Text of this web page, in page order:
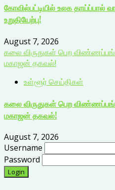
கோவில்பட்டியில் உலக தாய்ப்பால்
உறுதியேற்பு!
August 7, 2026
கலை விருதுகள் பெற
மகாஜன் தகவல்!
உள்ளூர் செய்திகள்
கலை விருதுகள் பெற
மகாஜன் தகவல்!
August 7, 2026
Username
Password